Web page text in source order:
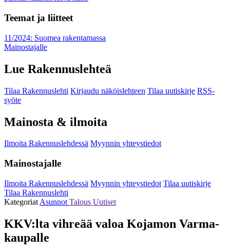
Teemat ja liitteet
11/2024: Suomea rakentamassa
Mainostajalle
Lue Rakennuslehteä
Tilaa Rakennuslehti Kirjaudu näköislehteen Tilaa uutiskirje RSS-
syöte
Mainosta & ilmoita
Ilmoita Rakennuslehdessä Myynnin yhteystiedot
Mainostajalle
Ilmoita Rakennuslehdessä Myynnin yhteystiedot Tilaa uutiskirje
Tilaa Rakennuslehti
Kategoriat Asunnot Talous Uutiset
KKV:lta vihreää valoa Kojamon Varma-
kaupalle